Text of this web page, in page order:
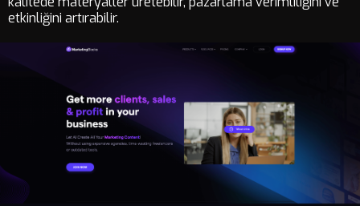
etkinliğini artırabilir.